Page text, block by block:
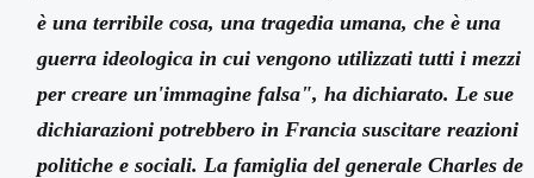
è una terribile cosa, una tragedia umana, che è una
guerra ideologica in cui vengono utilizzati tutti i mezzi
per creare un'immagine falsa", ha dichiarato. Le sue
dichiarazioni potrebbero in Francia suscitare reazioni
politiche e sociali. La famiglia del generale Charles de